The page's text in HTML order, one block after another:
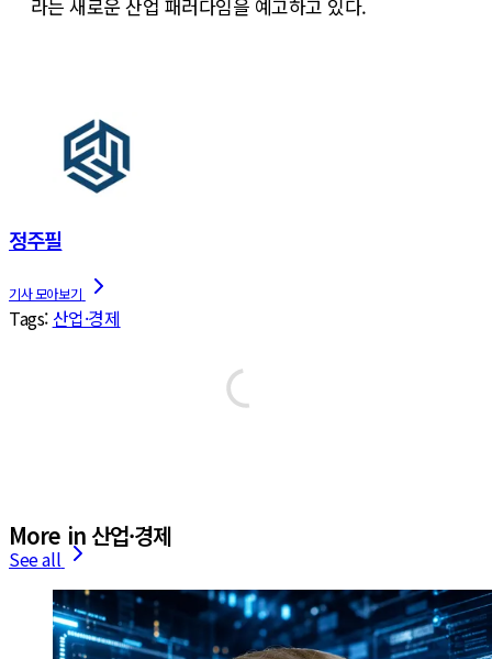
라는 새로운 산업 패러다임을 예고하고 있다.
정주필
Tags: 산업·경제
More in 산업·경제
See all